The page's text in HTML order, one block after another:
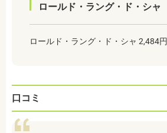
ロールド・ラング・ド・シャ
ロールド・ラング・ド・シャ 2,484円
口コミ